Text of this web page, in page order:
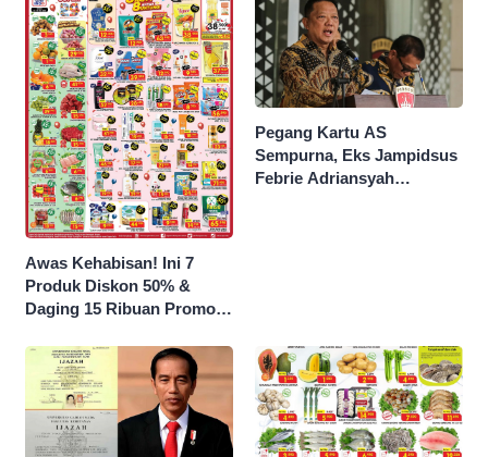
Awas Kehabisan! Ini 7
Produk Diskon 50% &
Daging 15 Ribuan Promo
Malam Ini
Pegang Kartu AS
Sempurna, Eks Jampidsus
Febrie Adriansyah